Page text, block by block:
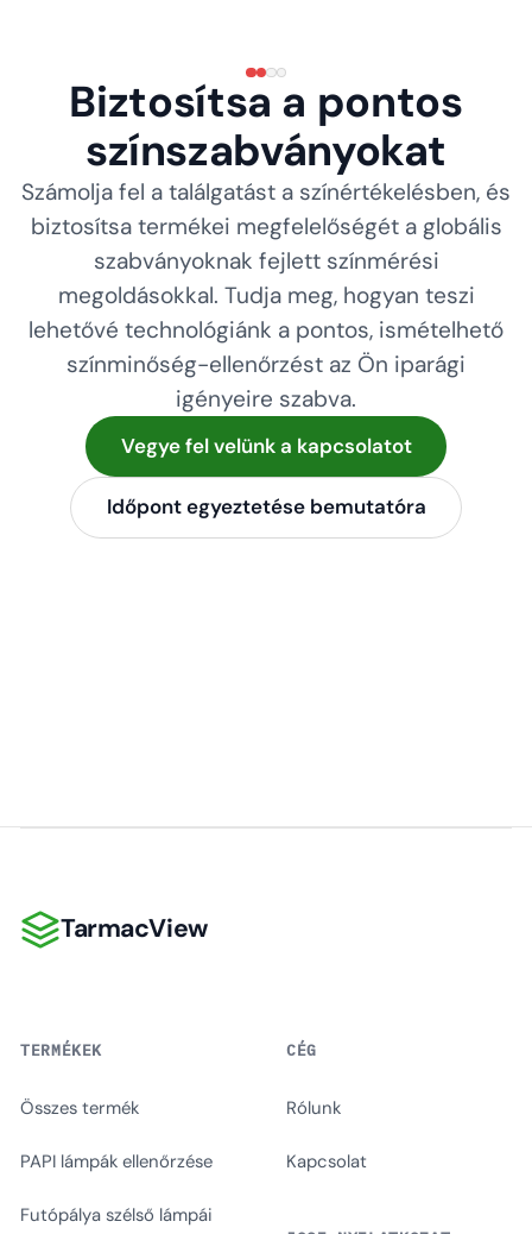
Biztosítsa a pontos
színszabványokat
Számolja fel a találgatást a színértékelésben, és
biztosítsa termékei megfelelőségét a globális
szabványoknak fejlett színmérési
megoldásokkal. Tudja meg, hogyan teszi
lehetővé technológiánk a pontos, ismételhető
színminőség-ellenőrzést az Ön iparági
igényeire szabva.
Vegye fel velünk a kapcsolatot
Időpont egyeztetése bemutatóra
TarmacView
TarmacView
TERMÉKEK
Összes termék
PAPI lámpák ellenőrzése
Futópálya szélső lámpái
CÉG
Rólunk
Kapcsolat